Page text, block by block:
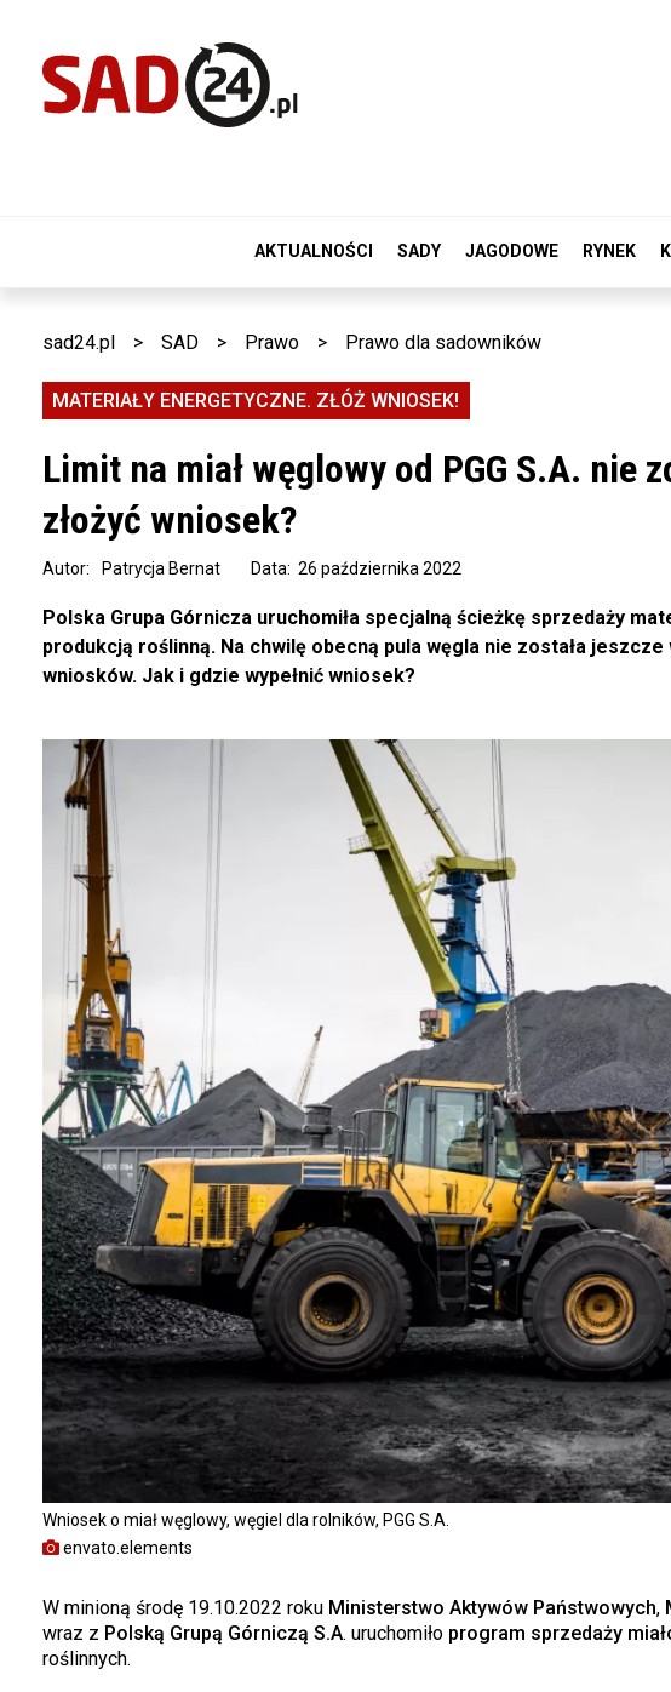
AKTUALNOŚCI SADY JAGODOWE RYNEK
sad24.pl > SAD > Prawo > Prawo dla sadowników
Wniosek o miał węglowy, węgiel dla rolników, PGG S.A.
envato.elements
MATERIAŁY ENERGETYCZNE. ZŁÓŻ WNIOSEK!
Limit na miał węglowy od PGG S.A. nie
złożyć wniosek?
Data: 26 października 2022
Autor: Patrycja Bernat
Polska Grupa Górnicza uruchomiła specjalną ścieżkę sprzedaży
produkcją roślinną. Na chwilę obecną pula węgla nie została
wniosków. Jak i gdzie wypełnić wniosek?
W minioną środę 19.10.2022 roku Ministerstwo Aktywów Państwowych,
wraz z Polską Grupą Górniczą S.A. uruchomiło program sprzedaży
roślinnych.